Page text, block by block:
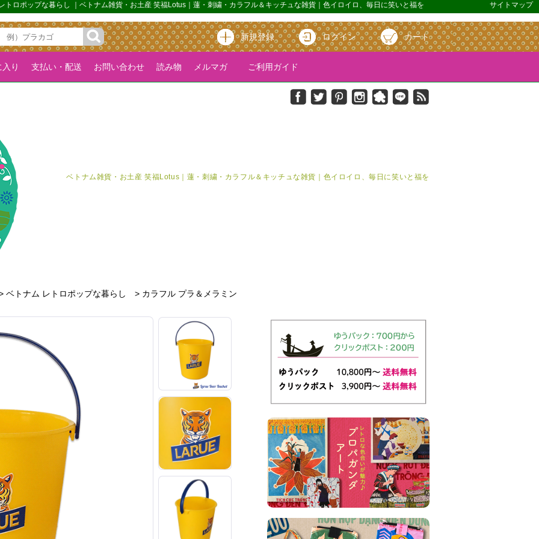
ロポップな暮らし ｜ベトナム雑貨・お土産 笑福Lotus｜蓮・刺繍・カラフル＆キッチュな雑貨｜色イロイロ、毎日に笑いと福を サイトマップ
新規登録 ログイン カート
り 支払い・配送 お問い合わせ 読み物 メルマガ ご利用ガイド
ベトナム雑貨・お土産 笑福Lotus｜蓮・刺繍・カラフル＆キッチュな雑貨｜色イロイロ、毎日に笑いと福を
ベトナム レトロポップな暮らし > カラフル プラ＆メラミン